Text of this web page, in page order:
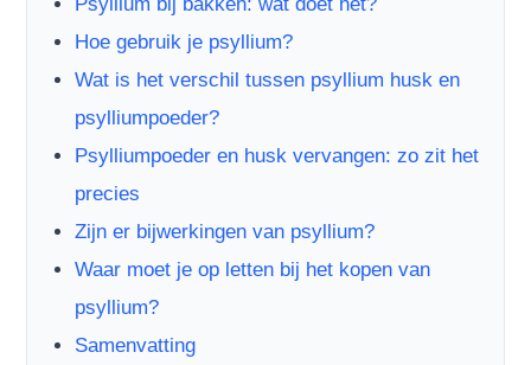
Hoe gebruik je psyllium?
Wat is het verschil tussen psyllium husk en
psylliumpoeder?
Psylliumpoeder en husk vervangen: zo zit het
precies
Zijn er bijwerkingen van psyllium?
Waar moet je op letten bij het kopen van
psyllium?
Samenvatting